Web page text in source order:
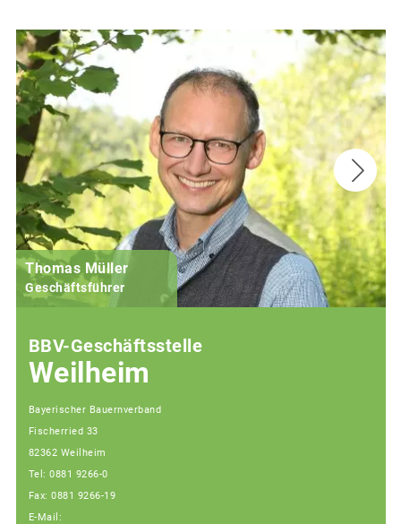
Thomas Müller
Geschäftsführer
BBV-Geschäftsstelle
Weilheim
Bayerischer Bauernverband
Fischerried 33
82362 Weilheim
Tel: 0881 9266-0
Fax: 0881 9266-19
E-Mail: